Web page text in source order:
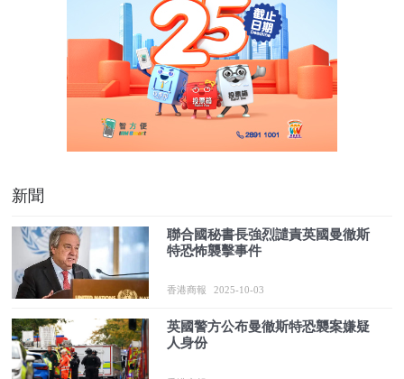
新聞
聯合國秘書長強烈譴責英國曼徹斯
特恐怖襲擊事件
香港商報 2025-10-03
英國警方公布曼徹斯特恐襲案嫌疑
人身份